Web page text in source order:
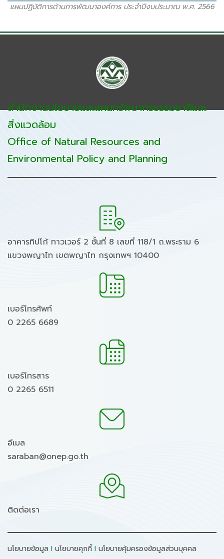
แผนปฏิบัติการด้านการพัฒนาองค์การ ประจำปีงบประมาณ พ.ศ. 2566
สำนักงานนโยบายและแผนทรัพยากรธรรมชาติและ
สิ่งแวดล้อม
Office of Natural Resources and
Environmental Policy and Planning
อาคารทิปโก้ ทาวเวอร์ 2 ชั้นที่ 8 เลขที่ 118/1 ถ.พระราม 6
แขวงพญาไท เขตพญาไท กรุงเทพฯ 10400
เบอร์โทรศัพท์
0 2265 6689
เบอร์โทรสาร
0 2265 6511
อีเมล
saraban@onep.go.th
ติดต่อเรา
นโยบายข้อมูล I นโยบายคุกกี้I นโยบายคุ้มครองข้อมูลส่วนบุคคล